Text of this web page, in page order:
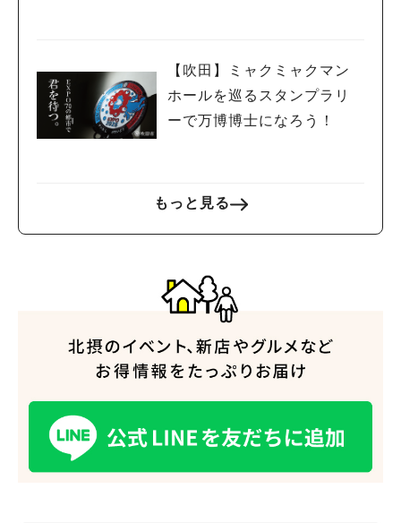
【吹田】ミャクミャクマン
ホールを巡るスタンプラリ
ーで万博博士になろう！
もっと見る